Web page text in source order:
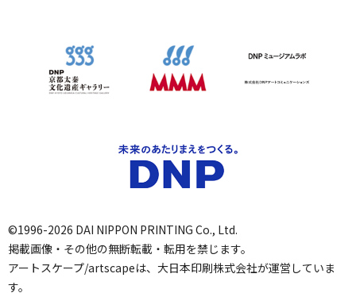
©1996-2026 DAI NIPPON PRINTING Co., Ltd.
掲載画像・その他の無断転載・転用を禁じます。
アートスケープ/artscapeは、大日本印刷株式会社が運営していま
す。